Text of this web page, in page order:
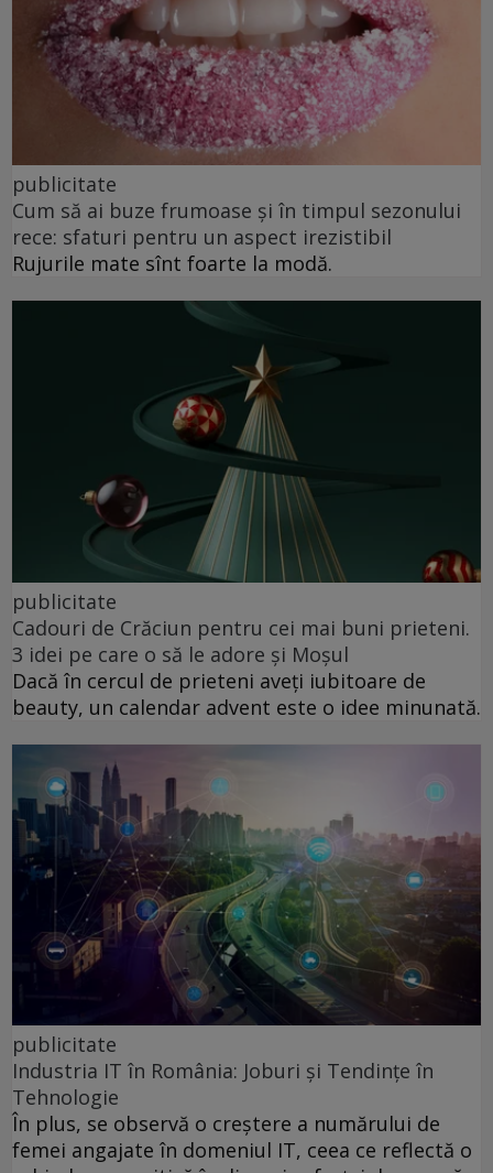
publicitate
Cum să ai buze frumoase şi în timpul sezonului
rece: sfaturi pentru un aspect irezistibil
Rujurile mate sînt foarte la modă.
publicitate
Cadouri de Crăciun pentru cei mai buni prieteni.
3 idei pe care o să le adore și Moșul
Dacă în cercul de prieteni aveți iubitoare de
beauty, un calendar advent este o idee minunată.
publicitate
Industria IT în România: Joburi și Tendințe în
Tehnologie
În plus, se observă o creștere a numărului de
femei angajate în domeniul IT, ceea ce reflectă o